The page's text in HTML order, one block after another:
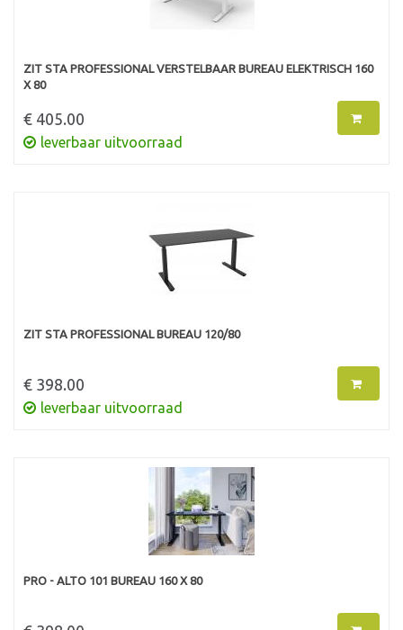
ZIT STA PROFESSIONAL VERSTELBAAR BUREAU ELEKTRISCH 160
X 80
€ 405.00
leverbaar uitvoorraad
ZIT STA PROFESSIONAL BUREAU 120/80
€ 398.00
leverbaar uitvoorraad
PRO - ALTO 101 BUREAU 160 X 80